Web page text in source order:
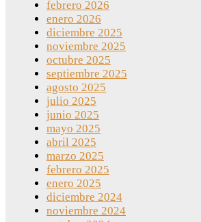
febrero 2026
enero 2026
diciembre 2025
noviembre 2025
octubre 2025
septiembre 2025
agosto 2025
julio 2025
junio 2025
mayo 2025
abril 2025
marzo 2025
febrero 2025
enero 2025
diciembre 2024
noviembre 2024